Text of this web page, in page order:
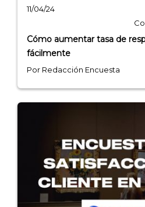
11/04/24
Cómo aumentar tasa de
fácilmente
Por Redacción Encuesta